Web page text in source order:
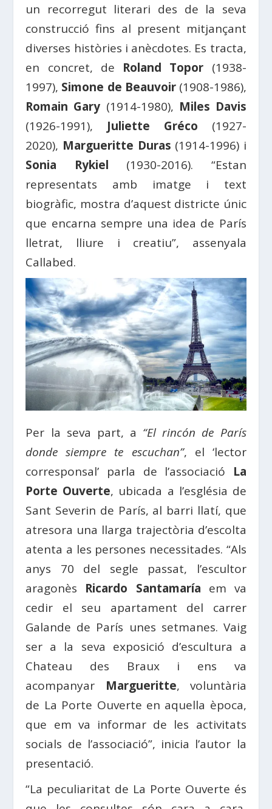
un recorregut literari des de la seva
construcció fins al present mitjançant
diverses històries i anècdotes. Es tracta,
en concret, de Roland Topor (1938-
1997), Simone de Beauvoir(1908-1986),
Romain Gary (1914-1980), Miles Davis
(1926-1991), Juliette Gréco (1927-
2020), Margueritte Duras (1914-1996) i
Sonia Rykiel (1930-2016). “Estan
representats amb imatge i text
biogràfic, mostra d’aquest districte únic
que encarna sempre una idea de París
lletrat, lliure i creatiu”, assenyala
Callabed.
Per la seva part, a “El rincón de París
donde siempre te escuchan”, el ‘lector
corresponsal’ parla de l’associació La
Porte Ouverte, ubicada a l’església de
Sant Severin de París, al barri llatí, que
atresora una llarga trajectòria d’escolta
atenta a les persones necessitades. “Als
anys 70 del segle passat, l’escultor
aragonès Ricardo Santamaría em va
cedir el seu apartament del carrer
Galande de París unes setmanes. Vaig
ser a la seva exposició d’escultura a
Chateau des Braux i ens va
acompanyar Margueritte, voluntària
de La Porte Ouverte en aquella època,
que em va informar de les activitats
socials de l’associació”, inicia l’autor la
presentació.
“La peculiaritat de La Porte Ouverte és